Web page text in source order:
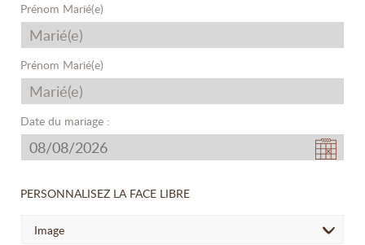
Prénom Marié(e)
Prénom Marié(e)
Date du mariage :
PERSONNALISEZ LA FACE LIBRE
Image